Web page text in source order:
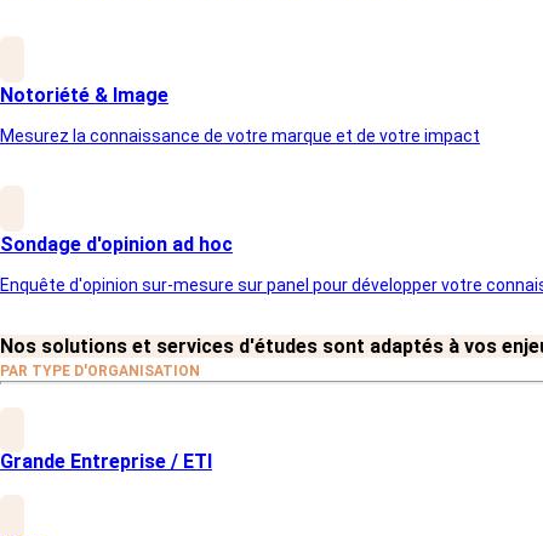
Notoriété & Image
Mesurez la connaissance de votre marque et de votre impact
Sondage d'opinion ad hoc
Enquête d'opinion sur-mesure sur panel pour développer votre
Nos solutions et services d'études sont adaptés à vos
PAR TYPE D'ORGANISATION
Grande Entreprise / ETI
Des outils précis pour évaluer et
Identifiez les effets du stress sur la
Analysez les signaux faibles qui
Agissez sur les problématiques les